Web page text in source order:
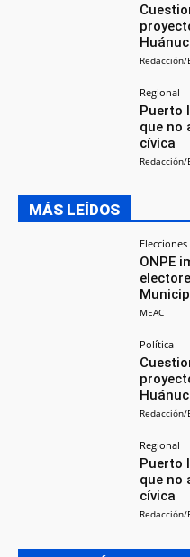
Regional
Puerto
que no
cívica
MÁS LEÍDOS
Elecciones
ONPE
MEAC
Política
Regional
Puerto
que no
cívica